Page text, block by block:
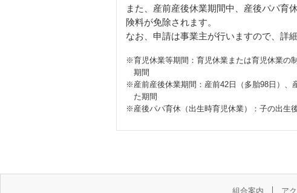
また、産前産後休業期間中、産後パパ育
険料が免除されます。
なお、申請は事業主が行いますので、詳
※育児休業等期間：育児休業または育児休業の
期間
※産前産後休業期間：産前42日（多胎98日）、
た期間
※産後パパ育休（出生時育児休業）：子の出生
組合案内 ア